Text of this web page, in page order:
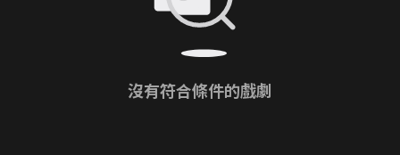
沒有符合條件的戲劇